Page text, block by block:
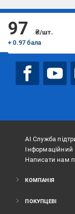
97
₴/шт.
+ 0.97 бала
Підписуйтесь, щоб
АІ Служба
Інформаційний
Написати нам
КОМПАНІЯ
ПОКУПЦЕВІ